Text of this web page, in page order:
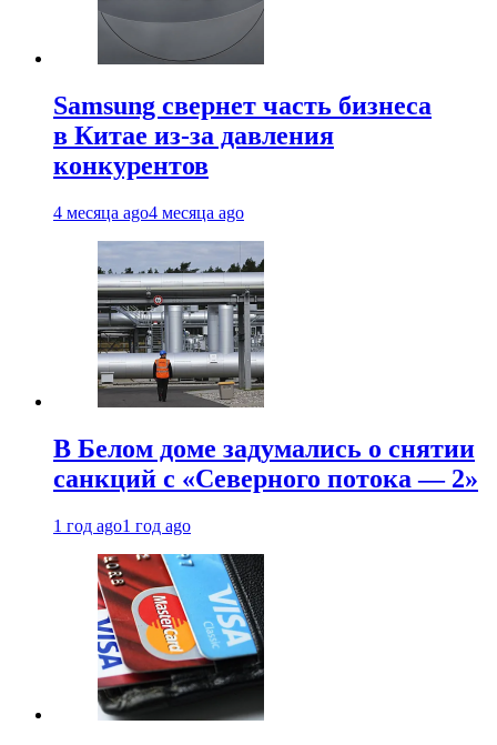
Samsung свернет часть бизнеса
в Китае из-за давления
конкурентов
4 месяца ago4 месяца ago
В Белом доме задумались о снятии
санкций с «Северного потока — 2»
1 год ago1 год ago